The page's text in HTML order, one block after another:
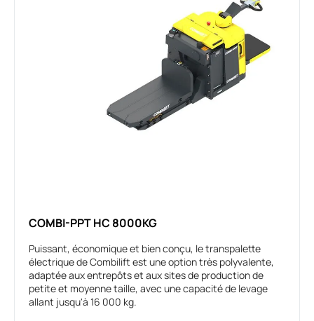
COMBI-PPT HC 8000KG
Puissant, économique et bien conçu, le transpalette
électrique de Combilift est une option très polyvalente,
adaptée aux entrepôts et aux sites de production de
petite et moyenne taille, avec une capacité de levage
allant jusqu'à 16 000 kg.